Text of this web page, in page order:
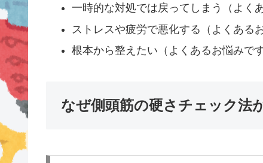
一時的な対処では戻ってしまう（よく
ストレスや疲労で悪化する（よくある
根本から整えたい（よくあるお悩みです
なぜ側頭筋の硬さチェック法